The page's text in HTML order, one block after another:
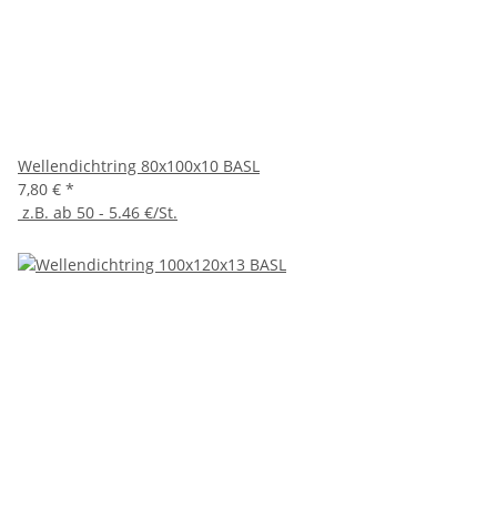
Wellendichtring 80x100x10 BASL
7,80 € *
z.B. ab 50 - 5.46 €/St.